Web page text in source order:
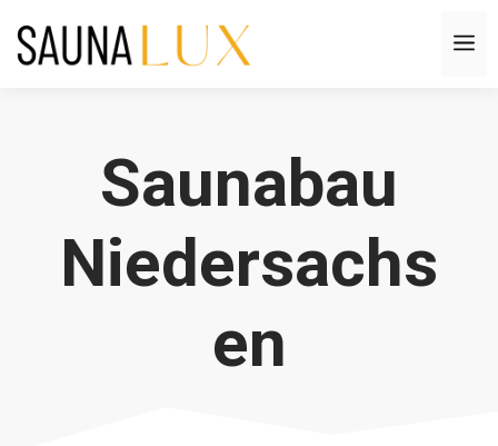
Inhalt
Saunabau
Niedersachs
en